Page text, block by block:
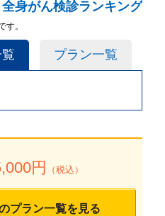
身がん検診ランキング
。
プラン一覧
円 （税込）
プラン一覧を見る